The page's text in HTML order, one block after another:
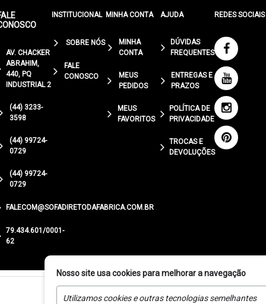
AV. CHACKER
ABRAHIM,
440, PQ
INDUSTRIAL 2
(44) 3233-
3598
(44) 99724-
0729
(44) 99724-
0729
FALECOM@SOFADIRETODAFABRICA.COM.BR
79.434.601/0001-
62
INSTITUCIONAL
SOBRE NÓS
FALE
CONOSCO
MINHA CONTA
MINHA
CONTA
MEUS
PEDIDOS
MEUS
FAVORITOS
AJUDA
DÚVIDAS
FREQUENTES
ENTREGAS E
PRAZOS
POLÍTICA DE
PRIVACIDADE
TROCAS E
DEVOLUÇÕES
REDES SOCIAIS
Nosso site usa cookies para melhorar a navegação
Utilizamos cookies e outras tecnologias semelhantes